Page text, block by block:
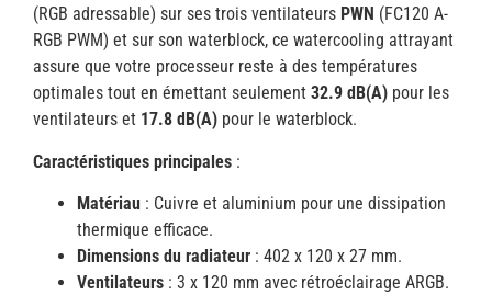
(RGB adressable) sur ses trois ventilateurs PWN (FC120 A-
RGB PWM) et sur son waterblock, ce watercooling attrayant
assure que votre processeur reste à des températures
optimales tout en émettant seulement 32.9 dB(A) pour les
ventilateurs et 17.8 dB(A) pour le waterblock.
Caractéristiques principales :
Matériau : Cuivre et aluminium pour une dissipation
thermique efficace.
Dimensions du radiateur : 402 x 120 x 27 mm.
Ventilateurs : 3 x 120 mm avec rétroéclairage ARGB.